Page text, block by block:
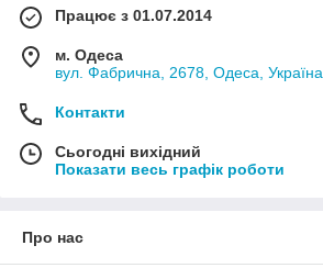
Працює з 01.07.2014
м. Одеса
вул. Фабрична, 2678, Одеса, Україна
Контакти
Сьогодні вихідний
Показати весь графік роботи
Про нас